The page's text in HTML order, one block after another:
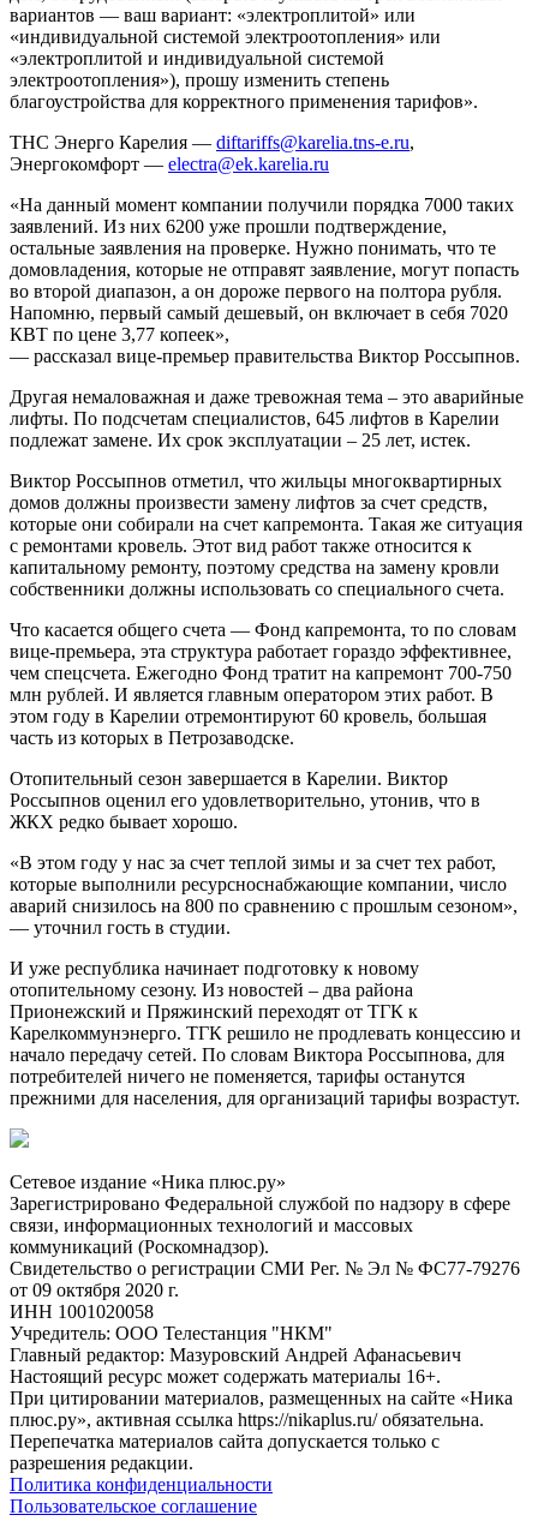
вариантов — ваш вариант: «электроплитой» или
«индивидуальной системой электроотопления» или
«электроплитой и индивидуальной системой
электроотопления»), прошу изменить степень
благоустройства для корректного применения тарифов».
ТНС Энерго Карелия — diftariffs@karelia.tns-e.ru,
Энергокомфорт — electra@ek.karelia.ru
«На данный момент компании получили порядка 7000 таких
заявлений. Из них 6200 уже прошли подтверждение,
остальные заявления на проверке. Нужно понимать, что те
домовладения, которые не отправят заявление, могут попасть
во второй диапазон, а он дороже первого на полтора рубля.
Напомню, первый самый дешевый, он включает в себя 7020
КВТ по цене 3,77 копеек»,
— рассказал вице-премьер правительства Виктор Россыпнов.
Другая немаловажная и даже тревожная тема – это аварийные
лифты. По подсчетам специалистов, 645 лифтов в Карелии
подлежат замене. Их срок эксплуатации – 25 лет, истек.
Виктор Россыпнов отметил, что жильцы многоквартирных
домов должны произвести замену лифтов за счет средств,
которые они собирали на счет капремонта. Такая же ситуация
с ремонтами кровель. Этот вид работ также относится к
капитальному ремонту, поэтому средства на замену кровли
собственники должны использовать со специального счета.
Что касается общего счета — Фонд капремонта, то по словам
вице-премьера, эта структура работает гораздо эффективнее,
чем спецсчета. Ежегодно Фонд тратит на капремонт 700-750
млн рублей. И является главным оператором этих работ. В
этом году в Карелии отремонтируют 60 кровель, большая
часть из которых в Петрозаводске.
Отопительный сезон завершается в Карелии. Виктор
Россыпнов оценил его удовлетворительно, утонив, что в
ЖКХ редко бывает хорошо.
«В этом году у нас за счет теплой зимы и за счет тех работ,
которые выполнили ресурсноснабжающие компании, число
аварий снизилось на 800 по сравнению с прошлым сезоном»,
— уточнил гость в студии.
И уже республика начинает подготовку к новому
отопительному сезону. Из новостей – два района
Прионежский и Пряжинский переходят от ТГК к
Карелкоммунэнерго. ТГК решило не продлевать концессию и
начало передачу сетей. По словам Виктора Россыпнова, для
потребителей ничего не поменяется, тарифы останутся
прежними для населения, для организаций тарифы возрастут.
Сетевое издание «Ника плюс.ру»
Зарегистрировано Федеральной службой по надзору в сфере
связи, информационных технологий и массовых
коммуникаций (Роскомнадзор).
Свидетельство о регистрации СМИ Рег. № Эл № ФС77-79276
от 09 октября 2020 г.
ИНН 1001020058
Учредитель: ООО Телестанция "НКМ"
Главный редактор: Мазуровский Андрей Афанасьевич
Настоящий ресурс может содержать материалы 16+.
При цитировании материалов, размещенных на сайте «Ника
плюс.ру», активная ссылка https://nikaplus.ru/ обязательна.
Перепечатка материалов сайта допускается только с
разрешения редакции.
Политика конфиденциальности
Пользовательское соглашение